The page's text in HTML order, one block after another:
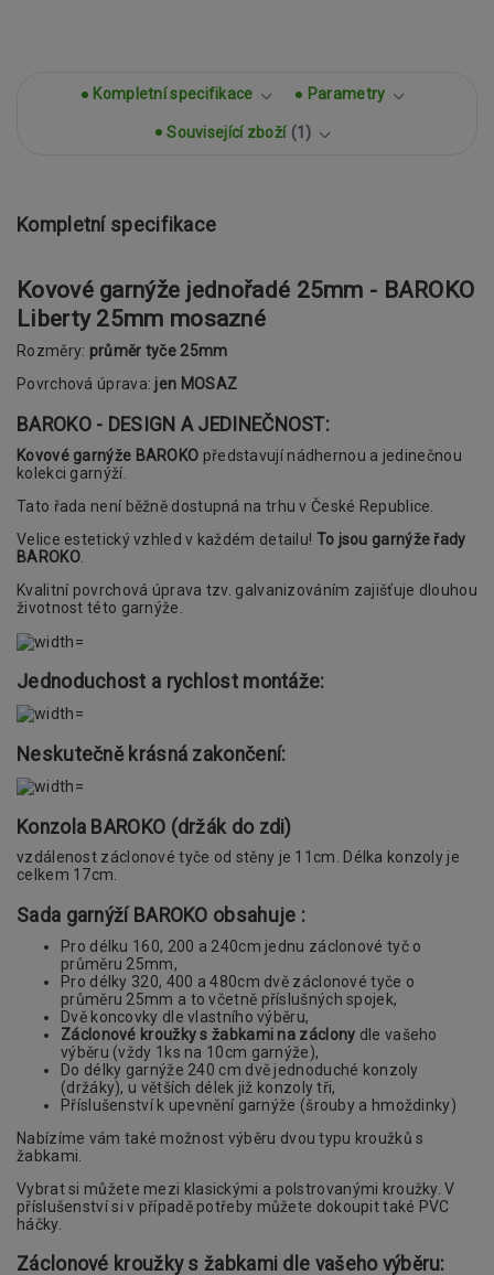
Kompletní specifikace Parametry
Související zboží 1
Kompletní specifikace
Kovové garnýže jednořadé 25mm - BAROKO
Liberty 25mm mosazné
Rozměry: průměr tyče 25mm
Povrchová úprava: jen MOSAZ
BAROKO - DESIGN A JEDINEČNOST:
Kovové garnýže BAROKO představují nádhernou a jedinečnou
kolekci garnýží.
Tato řada není běžně dostupná na trhu v České Republice.
Velice estetický vzhled v každém detailu! To jsou garnýže řady
BAROKO.
Kvalitní povrchová úprava tzv. galvanizováním zajišťuje dlouhou
životnost této garnýže.
Jednoduchost a rychlost montáže:
Neskutečně krásná zakončení:
Konzola BAROKO (držák do zdi)
vzdálenost záclonové tyče od stěny je 11cm. Délka konzoly je
celkem 17cm.
Sada garnýží BAROKO obsahuje :
Pro délku 160, 200 a 240cm jednu záclonové tyč o
průměru 25mm,
Pro délky 320, 400 a 480cm dvě záclonové tyče o
průměru 25mm a to včetně příslušných spojek,
Dvě koncovky dle vlastního výběru,
Záclonové kroužky s žabkami na záclony dle vašeho
výběru (vždy 1ks na 10cm garnýže),
Do délky garnýže 240 cm dvě jednoduché konzoly
(držáky), u větších délek již konzoly tři,
Příslušenství k upevnění garnýže (šrouby a hmoždinky)
Nabízíme vám také možnost výběru dvou typu kroužků s
žabkami.
Vybrat si můžete mezi klasickými a polstrovanými kroužky. V
příslušenství si v případě potřeby můžete dokoupit také PVC
háčky.
Záclonové kroužky s žabkami dle vašeho výběru: